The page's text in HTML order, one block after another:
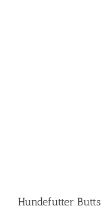
Hundefutter